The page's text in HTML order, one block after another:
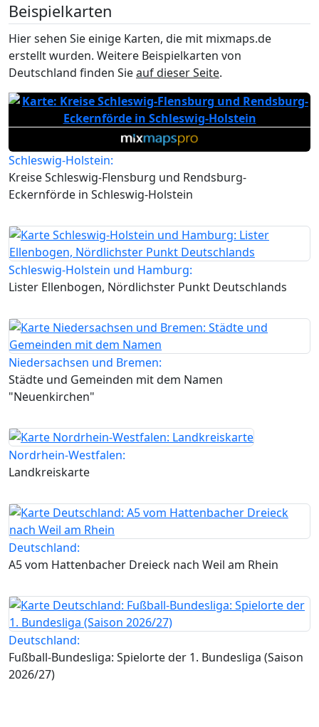
Beispielkarten
Hier sehen Sie einige Karten, die mit mixmaps.de
erstellt wurden. Weitere Beispielkarten von
Deutschland finden Sieauf dieser Seite.
Schleswig-Holstein:
Kreise Schleswig-Flensburg und Rendsburg-
Eckernförde in Schleswig-Holstein
Schleswig-Holstein und Hamburg:
Lister Ellenbogen, Nördlichster Punkt Deutschlands
Niedersachsen und Bremen:
Städte und Gemeinden mit dem Namen
"Neuenkirchen"
Nordrhein-Westfalen:
Landkreiskarte
Deutschland:
A5 vom Hattenbacher Dreieck nach Weil am Rhein
Deutschland:
Fußball-Bundesliga: Spielorte der 1. Bundesliga (Saison
2026/27)